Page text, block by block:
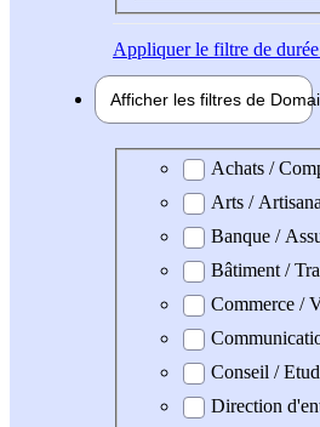
Appliquerle filtre de
Afficher les filtres de
Domaine professionel
Achats /
Arts /
Banque /
Bâtiment /
Commerce /
Conseil /
Direction